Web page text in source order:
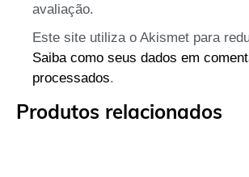
avaliação.
Este site utiliza o Akismet para
Saiba como seus dados em
processados.
Produtos relacionados